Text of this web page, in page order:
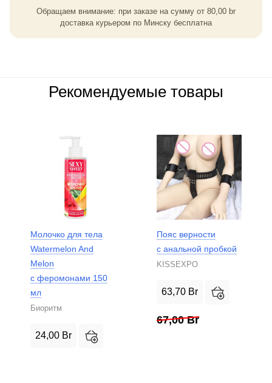
Обращаем внимание: при заказе на сумму от 80,00 br
доставка курьером по Минску бесплатна
Рекомендуемые товары
Молочко для тела
Watermelon And
Melon
с феромонами 150
мл
Биоритм
24,00 Br
Пояс верности
с анальной пробкой
KISSEXPO
63,70 Br
67,00Br